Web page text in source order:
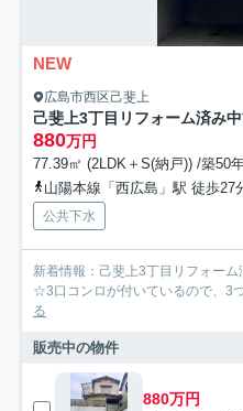
NEW
広島市西区己斐上
己斐上3丁目リフォーム済み
880万円
77.39㎡ (2LDK＋S(納戸)) /築50
山陽本線「西広島」駅 徒歩27
公共下水
新着情報：己斐上3丁目リフォー
☆3口コンロが付いているので、3
る
販売中の物件
880万円